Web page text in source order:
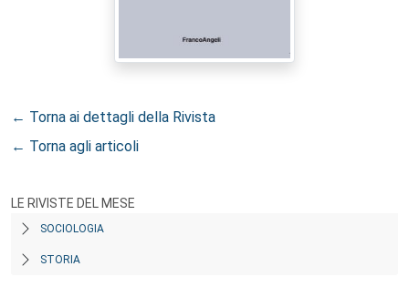
← Torna ai dettagli della Rivista
← Torna agli articoli
LE RIVISTE DEL MESE
SOCIOLOGIA
STORIA